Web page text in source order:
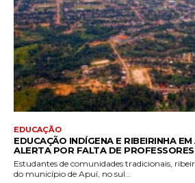
EDUCAÇÃO
EDUCAÇÃO INDÍGENA E RIBEIRINHA
ALERTA POR FALTA DE
Estudantes de comunidades tradicionais,
do município de Apuí, no sul...